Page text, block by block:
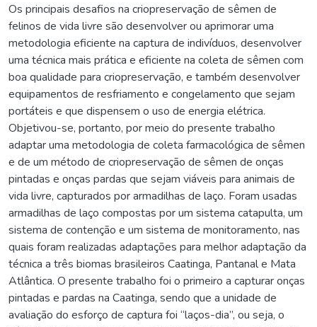
Os principais desafios na criopreservação de sêmen de
felinos de vida livre são desenvolver ou aprimorar uma
metodologia eficiente na captura de indivíduos, desenvolver
uma técnica mais prática e eficiente na coleta de sêmen com
boa qualidade para criopreservação, e também desenvolver
equipamentos de resfriamento e congelamento que sejam
portáteis e que dispensem o uso de energia elétrica.
Objetivou-se, portanto, por meio do presente trabalho
adaptar uma metodologia de coleta farmacológica de sêmen
e de um método de criopreservação de sêmen de onças
pintadas e onças pardas que sejam viáveis para animais de
vida livre, capturados por armadilhas de laço. Foram usadas
armadilhas de laço compostas por um sistema catapulta, um
sistema de contenção e um sistema de monitoramento, nas
quais foram realizadas adaptações para melhor adaptação da
técnica a três biomas brasileiros Caatinga, Pantanal e Mata
Atlântica. O presente trabalho foi o primeiro a capturar onças
pintadas e pardas na Caatinga, sendo que a unidade de
avaliação do esforço de captura foi “laços-dia”, ou seja, o